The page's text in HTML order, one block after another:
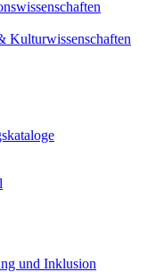
Kulturwissenschaften
und Inklusion